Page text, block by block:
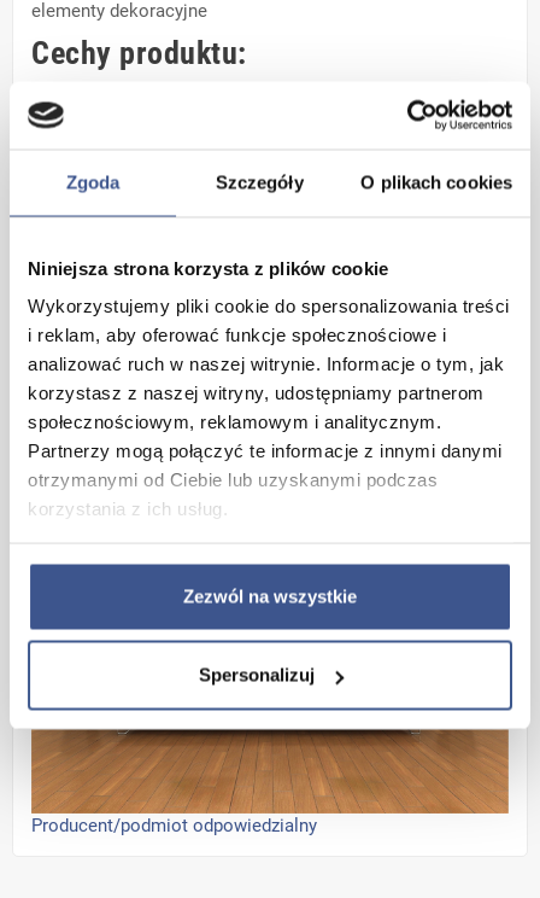
Zgoda Szczegóły O plikach cookies
Niniejsza strona korzysta z plików cookie
Wykorzystujemy pliki cookie do spersonalizowania treści
i reklam, aby oferować funkcje społecznościowe i
analizować ruch w naszej witrynie. Informacje o tym, jak
korzystasz z naszej witryny, udostępniamy partnerom
społecznościowym, reklamowym i analitycznym.
Partnerzy mogą połączyć te informacje z innymi danymi
otrzymanymi od Ciebie lub uzyskanymi podczas
korzystania z ich usług.
Zezwól na wszystkie
Spersonalizuj
elementy dekoracyjne
Cechy produktu:
- wysokiej jakości nadruk grafiki
- bardzo dobre właściwości klejące
PRZYKŁADOWA ARANŻACJA
Producent/podmiot odpowiedzialny